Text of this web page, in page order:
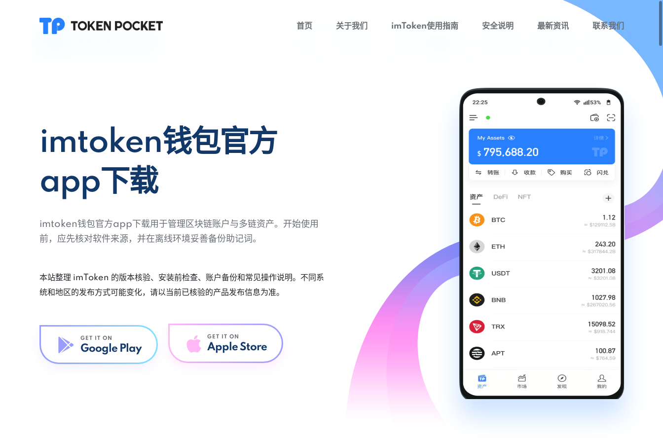
首页 关于我们 imToken使用指南 安全说明 最新资讯 联系我们
imtoken钱包官方
app下载
imtoken钱包官方app下载用于管理区块链账户与多链资产。开始使用
前，应先核对软件来源，并在离线环境妥善备份助记词。
本站整理 imToken 的版本核验、安装前检查、账户备份和常见操作说明。不同系
统和地区的发布方式可能变化，请以当前已核验的产品发布信息为准。
GET IT ON
Google Play
GET IT ON
Apple Store